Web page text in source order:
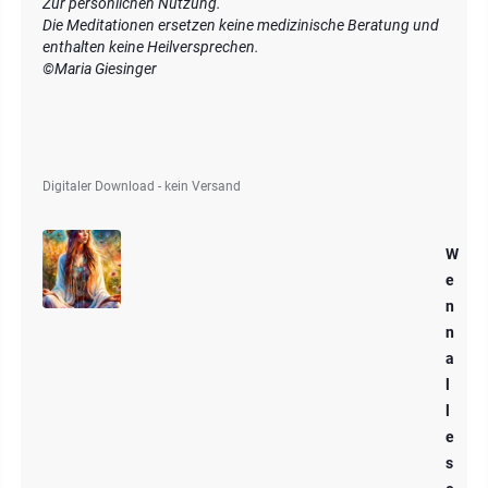
Die Meditationen ersetzen keine medizinische Beratung und
enthalten keine Heilversprechen.
©Maria Giesinger
Digitaler Download - kein Versand
W
e
n
n
a
e
s